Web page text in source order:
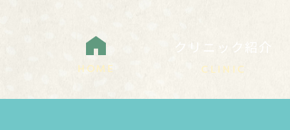
HOME
クリニック紹介
CLINIC